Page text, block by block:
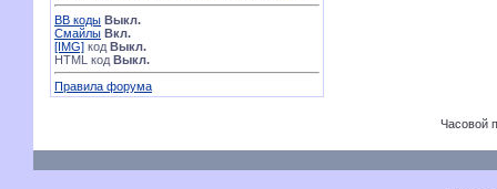
BB коды Выкл.
Смайлы Вкл.
[IMG] код Выкл.
HTML код Выкл.
Правила форума
Часовой